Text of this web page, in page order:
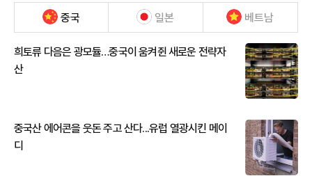
중국 일본 베트남
희토류 다음은 광모듈…중국이 움켜쥔 새로운 전략자
산
중국산 에어콘을 웃돈 주고 산다...유럽 열광시킨 메이
디